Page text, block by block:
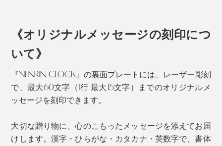
杉本来の色合いである、赤い芯材と白い辺材のグラデー
とも美しい。
に、ずっとつくってきました。
ミマツ工芸の2代目社長、實松英樹（さねまつ・ひで
思いを抱えていました。
《オリジナルメッセージの刻印につ
いて》
『NENRIN CLOCK』の裏面プレートには、レーザー彫刻
で、最大60文字（1行 最大15文字）までのオリジナルメ
ッセージを刻印できます。
大切な贈り物に、心のこもったメッセージを添えてお届
けします。漢字・ひらがな・カタカナ・英数字で、書体